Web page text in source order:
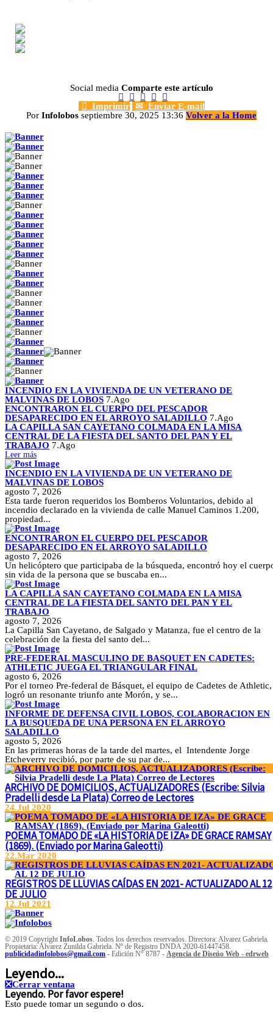
Social media Comparte este artículo

  

 Imprimir ✉Enviar E-mail
Por Infolobos septiembre 30, 2025 13:36 Volver a la Home
INCENDIO EN LA VIVIENDA DE UN VETERANO DE
MALVINAS DE LOBOS 7.Ago
ENCONTRARON EL CUERPO DEL PESCADOR
DESAPARECIDO EN EL ARROYO SALADILLO 7.Ago
LA CAPILLA SAN CAYETANO COLMADA EN LA MISA
CENTRAL DE LA FIESTA DEL SANTO DEL PAN Y EL
TRABAJO 7.Ago
Leer más
INCENDIO EN LA VIVIENDA DE UN VETERANO DE
MALVINAS DE LOBOS
agosto 7, 2026
Esta tarde fueron requeridos los Bomberos Voluntarios, debido al
incendio declarado en la vivienda de calle Manuel Caminos 1.200,
propiedad...
ENCONTRARON EL CUERPO DEL PESCADOR
DESAPARECIDO EN EL ARROYO SALADILLO
agosto 7, 2026
Un helicóptero que participaba de la búsqueda, encontró hoy el
sin vida de la persona que se buscaba en...
LA CAPILLA SAN CAYETANO COLMADA EN LA MISA
CENTRAL DE LA FIESTA DEL SANTO DEL PAN Y EL
TRABAJO
agosto 7, 2026
La Capilla San Cayetano, de Salgado y Matanza, fue el centro de la
celebración de la fiesta del santo del...
PRE-FEDERAL MASCULINO DE BASQUET EN CADETES:
ATHLETIC JUEGA EL TRIANGULAR FINAL
agosto 6, 2026
Por el torneo Pre-federal de Básquet, el equipo de Cadetes de Athletic,
logró un resonante triunfo ante Morón, y se...
INFORME DE DEFENSA CIVIL LOBOS, COLABORACION EN
LA BUSQUEDA DE UNA PERSONA EN EL ARROYO
SALADILLO
agosto 5, 2026
En las primeras horas de la tarde del martes, el Intendente Jorge
Etcheverry recibió, por parte de su par de...
ARCHIVO DE DOMICILIOS, ACTUALIZADORES (Escribe: Silvia
Pradelli desde La Plata) Correo de Lectores
24.Jul 2020
POEMA TOMADO DE «LA HISTORIA DE IZA» DE GRACE RAMSAY
(1869). (Enviado por Marina Galeotti)
22.Mar 2020
REGISTROS DE LLUVIAS CAÍDAS EN 2021- ACTUALIZADO AL 12
DE JULIO
12.Jul 2021
© 2019 Copyright InfoLobos. Todos los derechos reservados. Directora: Alvarez Gabriela.
Propietaria: Alvarez Zunilda Gabriela. Nº de Registro DNDA 2020-61447458.
publicidadinfolobos@gmail.com - Edición N° 8787 - Agencia de Diseńo Web - edrweb
Leyendo...
❎Cerrar ventana
Leyendo. Por favor espere!
Esto puede tomar un segundo o dos.